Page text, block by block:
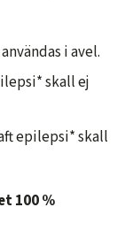
i avel.
skall ej
epilepsi* skall
100 %